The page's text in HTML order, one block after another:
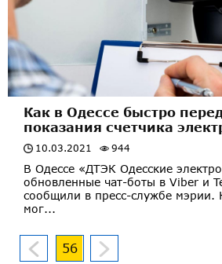
Как в Одессе быстро
показания счетчика
10.03.2021 944
В Одессе «ДТЭК Одесские
обновленные чат-боты в Viber и
сообщили в пресс-службе мэрии.
мог...
56